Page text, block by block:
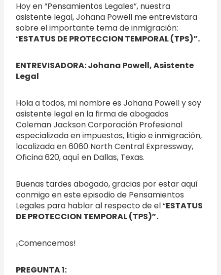
Hoy en “Pensamientos Legales”, nuestra
asistente legal, Johana Powell me entrevistara
sobre el importante tema de inmigración:
“ESTATUS DE PROTECCION TEMPORAL (TPS)”.
ENTREVISADORA: Johana Powell, Asistente
Legal
Hola a todos, mi nombre es Johana Powell y soy
asistente legal en la firma de abogados
Coleman Jackson Corporación Profesional
especializada en impuestos, litigio e inmigración,
localizada en 6060 North Central Expressway,
Oficina 620, aquí en Dallas, Texas.
Buenas tardes abogado, gracias por estar aquí
conmigo en este episodio de Pensamientos
Legales para hablar al respecto de el “ESTATUS
DE PROTECCION TEMPORAL (TPS)”.
¡Comencemos!
PREGUNTA 1: